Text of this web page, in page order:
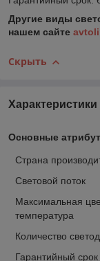
Другие виды
нашем сайте
Скрыть
Характеристики
Основные
Страна
Световой поток
Максимальная
температура
Количество
Гарантийный срок